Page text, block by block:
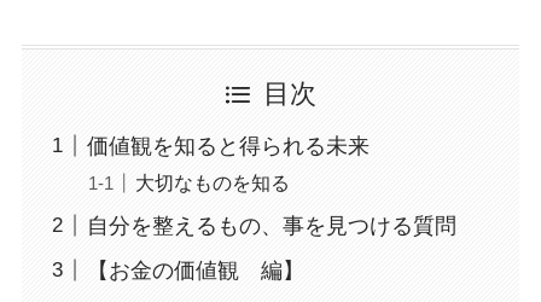
目次
価値観を知ると得られる未来
大切なものを知る
自分を整えるもの、事を見つける質問
【お金の価値観 編】